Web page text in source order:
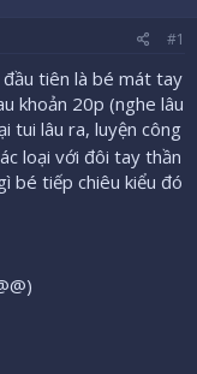
#1
tiên là bé mát tay
khoản 20p (nghe lâu
tui lâu ra, luyện công
loại với đôi tay thần
bé tiếp chiêu kiểu đó